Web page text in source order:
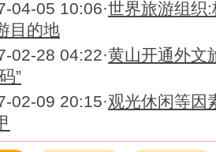
04-05 10:06·世界旅游组织
目的地
02-28 04:22·黄山开通外文
”
02-09 20:15·观光休闲等因